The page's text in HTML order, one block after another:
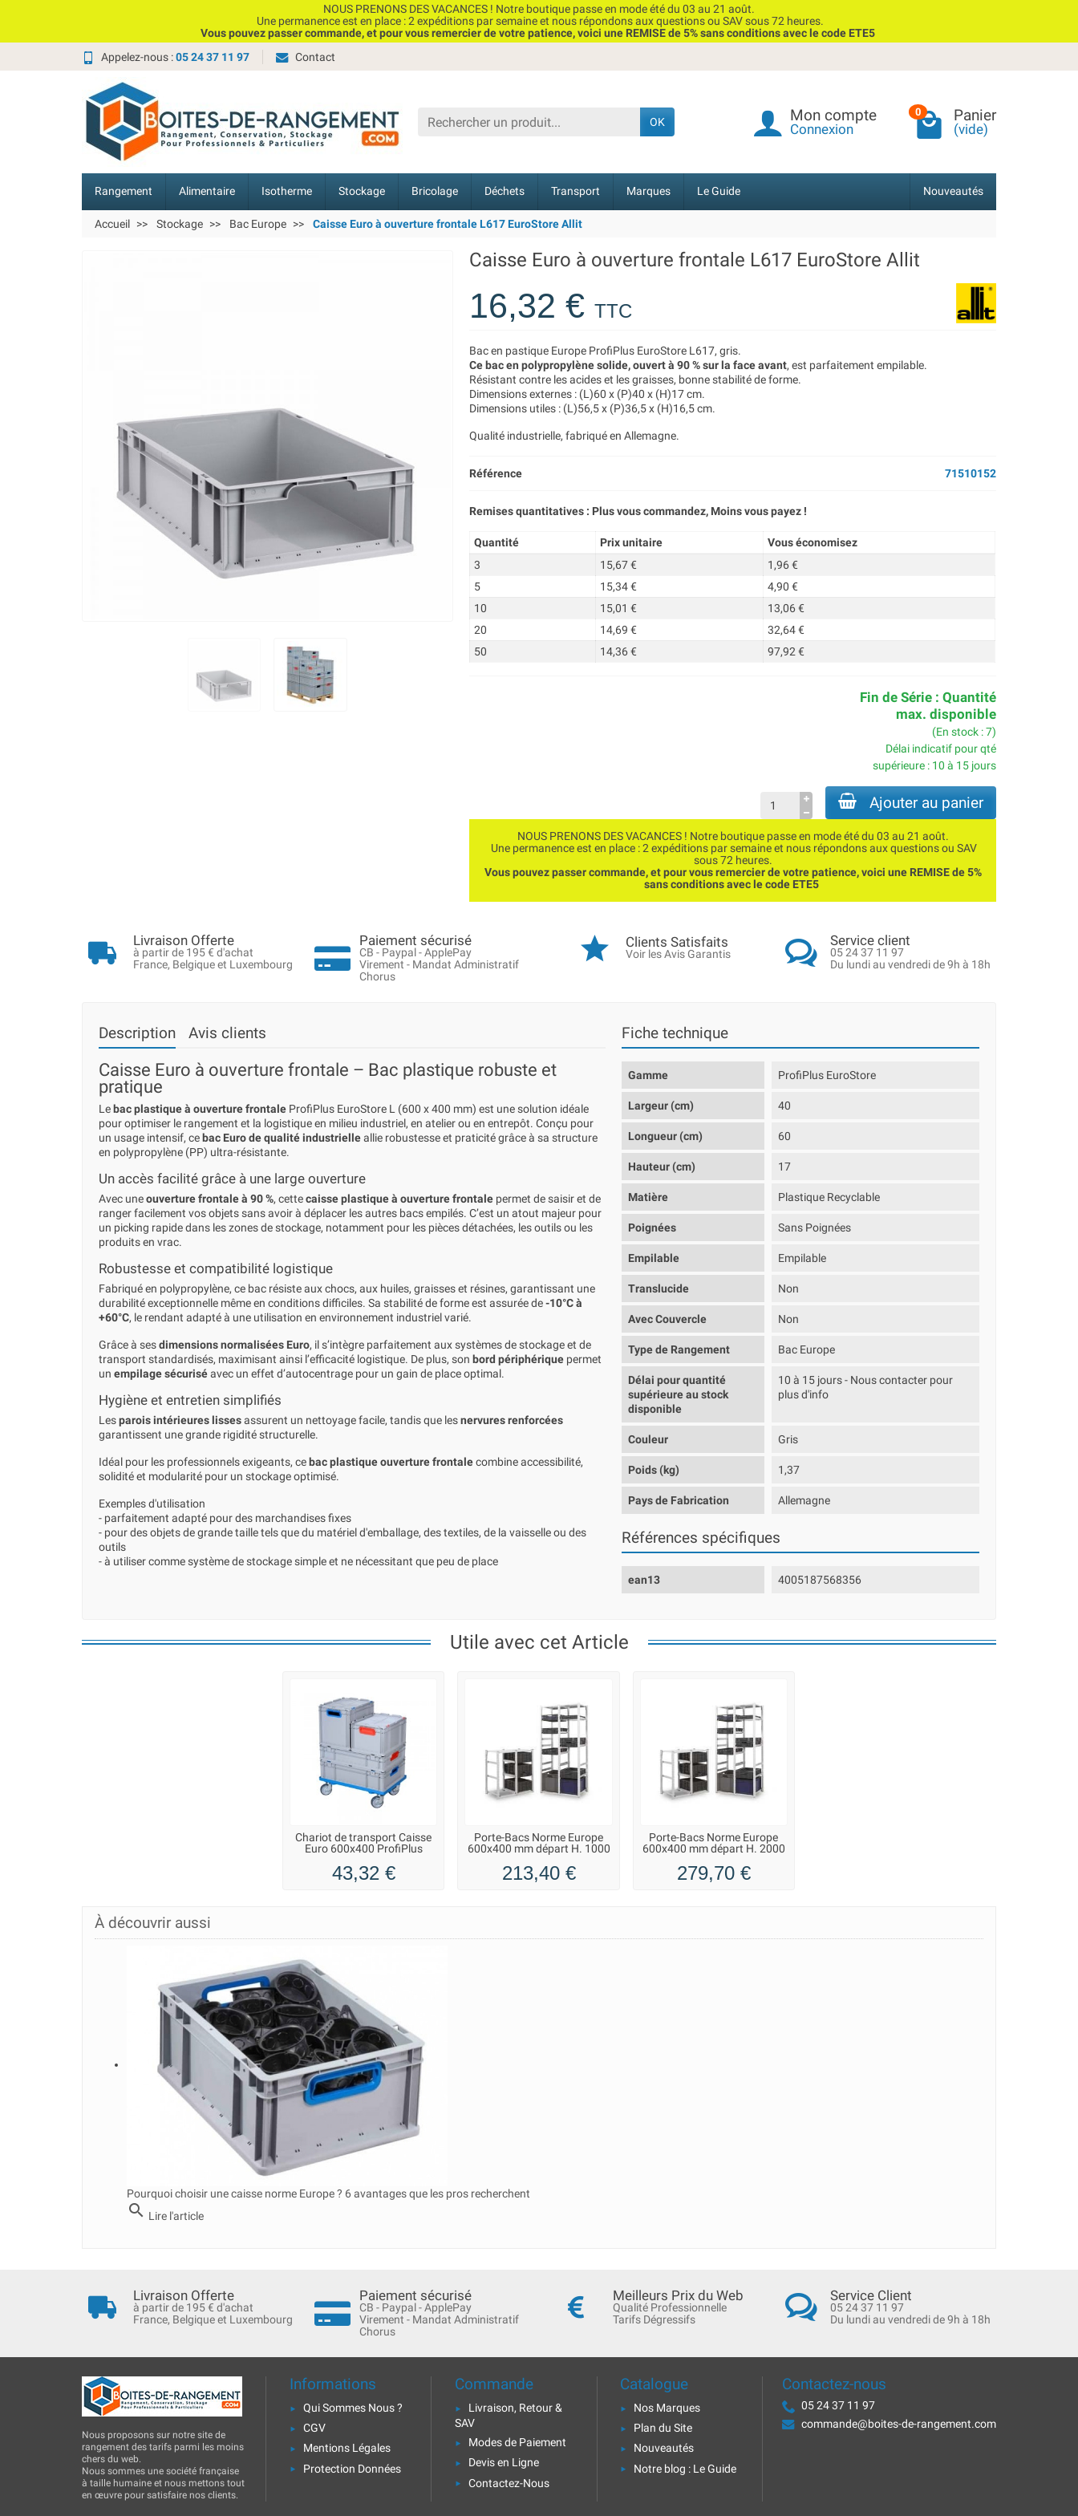
NOUS PRENONS DES VACANCES ! Notre boutique passe en mode été du 03 au 21 août.
Une permanence est en place : 2 expéditions par semaine et nous répondons aux questions ou SAV sous 72 heures.
Vous pouvez passer commande, et pour vous remercier de votre patience, voici une REMISE de 5% sans conditions avec le code ETE5
Appelez-nous :05 24 37 11 97 Contact
OK Mon compte
Connexion
0 Panier
(vide)
Rangement Alimentaire Isotherme Stockage Bricolage Déchets Transport Marques Le Guide Nouveautés
Accueil Stockage Bac Europe Caisse Euro à ouverture frontale L617 EuroStore Allit
Caisse Euro à ouverture frontale L617 EuroStore Allit
16,32 €TTC
Bac en pastique Europe ProfiPlus EuroStore L617, gris.
Ce bac en polypropylène solide, ouvert à 90 % sur la face avant, est parfaitement empilable.
Résistant contre les acides et les graisses, bonne stabilité de forme.
Dimensions externes : (L)60 x (P)40 x (H)17 cm.
Dimensions utiles : (L)56,5 x (P)36,5 x (H)16,5 cm.
Qualité industrielle, fabriqué en Allemagne.
Référence 71510152
Remises quantitatives : Plus vous commandez, Moins vous payez !
Quantité Prix unitaire
Vous économisez
3
15,67 €
1,96 €
5
15,34 €
4,90 €
10
15,01 €
13,06 €
20
14,69 €
32,64 €
50
14,36 € 97,92 €
Fin de Série : Quantité
max. disponible
(En stock : 7)
Délai indicatif pour qté
supérieure : 10 à 15 jours
Ajouter au panier
NOUS PRENONS DES VACANCES ! Notre boutique passe en mode été du 03 au 21 août.
Une permanence est en place : 2 expéditions par semaine et nous répondons aux questions ou SAV
sous 72 heures.
Vous pouvez passer commande, et pour vous remercier de votre patience, voici une REMISE de 5%
sans conditions avec le code ETE5
Livraison Offerte
à partir de 195 € d'achat
France, Belgique et Luxembourg
Paiement sécurisé
CB - Paypal - ApplePay
Virement - Mandat Administratif
Chorus
Clients Satisfaits
Voir les Avis Garantis
Service client
05 24 37 11 97
Du lundi au vendredi de 9h à 18h
Description Avis clients
Caisse Euro à ouverture frontale – Bac plastique robuste et
pratique
Le bac plastique à ouverture frontale ProfiPlus EuroStore L (600 x 400 mm) est une solution idéale
pour optimiser le rangement et la logistique en milieu industriel, en atelier ou en entrepôt. Conçu pour
un usage intensif, ce bac Euro de qualité industrielleallie robustesse et praticité grâce à sa structure
en polypropylène (PP) ultra-résistante.
Un accès facilité grâce à une large ouverture
Avec uneouverture frontale à 90 %, cettecaisse plastique à ouverture frontale permet de saisir et de
ranger facilement vos objets sans avoir à déplacer les autres bacs empilés. C’est un atout majeur pour
un picking rapide dans les zones de stockage, notamment pour les pièces détachées, les outils ou les
produits en vrac.
Robustesse et compatibilité logistique
Fabriqué en polypropylène, ce bac résiste aux chocs, aux huiles, graisses et résines, garantissant une
durabilité exceptionnelle même en conditions difficiles. Sa stabilité de forme est assurée de-10°C à
+60°C, le rendant adapté à une utilisation en environnement industriel varié.
Grâce à sesdimensions normalisées Euro, il s’intègre parfaitement aux systèmes de stockage et de
transport standardisés, maximisant ainsi l’efficacité logistique. De plus, son bord périphérique permet
un empilage sécuriséavec un effet d’autocentrage pour un gain de place optimal.
Hygiène et entretien simplifiés
Lesparois intérieures lissesassurent un nettoyage facile, tandis que lesnervures renforcées
garantissent une grande rigidité structurelle.
Idéal pour les professionnels exigeants, ce bac plastique ouverture frontalecombine accessibilité,
solidité et modularité pour un stockage optimisé.
Exemples d'utilisation
- parfaitement adapté pour des marchandises fixes
- pour des objets de grande taille tels que du matériel d'emballage, des textiles, de la vaisselle ou des
outils
- à utiliser comme système de stockage simple et ne nécessitant que peu de place
Fiche technique
Gamme ProfiPlus EuroStore
Largeur (cm) 40
Longueur (cm) 60
Hauteur (cm) 17
Matière Plastique Recyclable
Poignées Sans Poignées
Empilable Empilable
Translucide Non
Avec Couvercle Non
Type de Rangement Bac Europe
Délai pour quantité
supérieure au stock
disponible
10 à 15 jours - Nous contacter pour
plus d'info
Couleur Gris
Poids (kg) 1,37
Pays de Fabrication Allemagne
Références spécifiques
ean13 4005187568356
Utile avec cet Article
Chariot de transport Caisse
Euro 600x400 ProfiPlus
43,32 €
Porte-Bacs Norme Europe
600x400 mm départ H. 1000
213,40 €
Porte-Bacs Norme Europe
600x400 mm départ H. 2000
279,70 €
À découvrir aussi
Pourquoi choisir une caisse norme Europe ? 6 avantages que les pros recherchent
search Lire l'article
Livraison Offerte
à partir de 195 € d'achat
France, Belgique et Luxembourg
Paiement sécurisé
CB - Paypal - ApplePay
Virement - Mandat Administratif
Chorus
Meilleurs Prix du Web
Qualité Professionnelle
Tarifs Dégressifs
Service Client
05 24 37 11 97
Du lundi au vendredi de 9h à 18h
Nous proposons sur notre site de
rangement des tarifs parmi les moins
chers du web.
Nous sommes une société française
à taille humaine et nous mettons tout
en œuvre pour satisfaire nos clients.
Informations
Qui Sommes Nous ?
CGV
Mentions Légales
Protection Données
Commande
Livraison, Retour &
SAV
Modes de Paiement
Devis en Ligne
Contactez-Nous
Catalogue
Nos Marques
Plan du Site
Nouveautés
Notre blog : Le Guide
Contactez-nous
05 24 37 11 97
commande@boites-de-rangement.com